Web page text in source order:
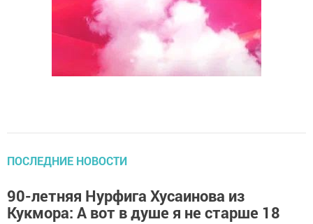
ПОСЛЕДНИЕ НОВОСТИ
90-летняя Нурфига Хусаинова из
Кукмора: А вот в душе я не старше 18